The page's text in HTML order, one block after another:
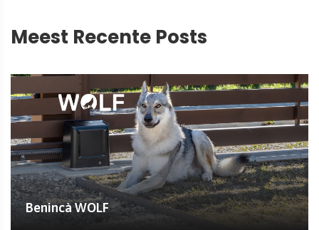
Meest Recente Posts
Benincà WOLF